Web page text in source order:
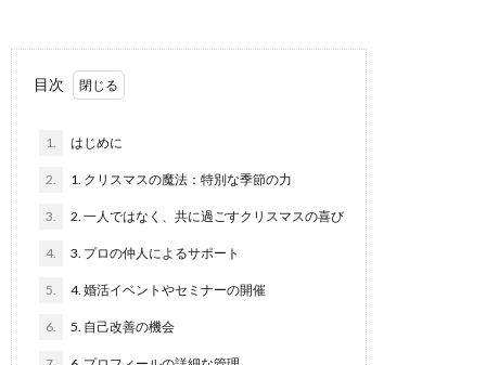
目次
1. はじめに
2. 1. クリスマスの魔法：特別な季節の力
3. 2. 一人ではなく、共に過ごすクリスマスの喜び
4. 3. プロの仲人によるサポート
5. 4. 婚活イベントやセミナーの開催
6. 5. 自己改善の機会